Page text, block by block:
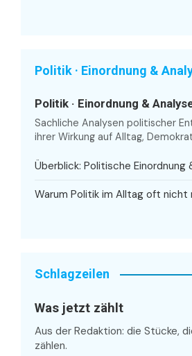
Politik · Einordnung &
Politik · Einordnung &
Sachliche Analysen politischer
ihrer Wirkung auf Alltag,
Überblick: Politische Einordnung
Warum Politik im Alltag oft nicht
Schlagzeilen
Was jetzt zählt
Aus der Redaktion: die Stücke,
zählen.